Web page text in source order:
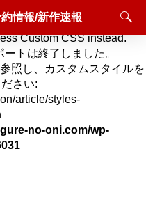
is deprecated since
Custom CSS instead.
トは終了しました。
照し、カスタムスタイルを
さい:
article/styles-
no-oni.com/wp-
情報/新作速報